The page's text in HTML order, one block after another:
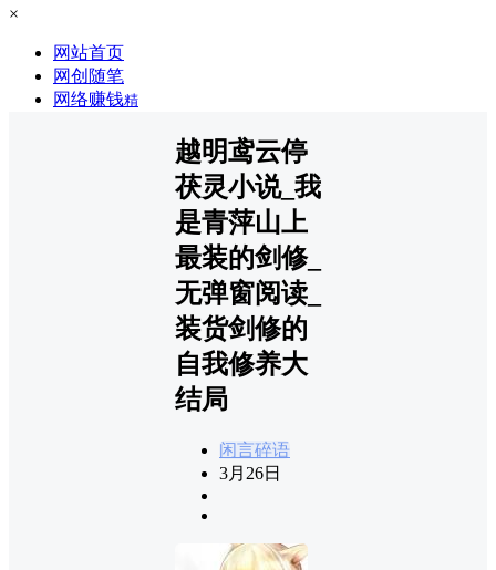
×
网站首页
网创随笔
网络赚钱精
越明鸢云停
茯灵小说_我
是青萍山上
最装的剑修_
无弹窗阅读_
装货剑修的
自我修养大
结局
闲言碎语
3月26日